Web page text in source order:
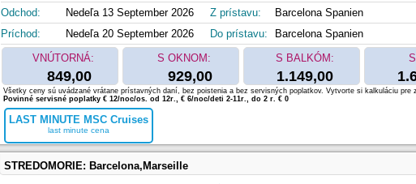
Odchod:
Nedeľa 13 September 2026
Príchod:
Nedeľa 20 September 2026
Z prístavu:
Barcelona Spanien
Do prístavu:
Barcelona Spanien
VNÚTORNÁ:
849,00
S OKNOM:
929,00
S BALKÓM:
1.149,00
LAST MINUTE MSC Cruises
last minute cena
Všetky ceny sú uvádzané vrátane prístavných daní, bez poistenia a bez servisných poplatkov. Vytvorte si kalkuláciu pre
Povinné servisné poplatky € 12/noc/os. od 12r., € 6/noc/deti 2-11r., do 2 r. € 0
STREDOMORIE: Barcelona,Marseille